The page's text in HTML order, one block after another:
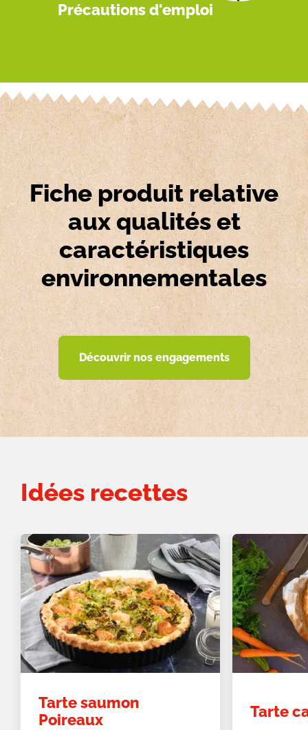
Précautions d'emploi
Fiche produit relative
aux qualités et
caractéristiques
environnementales
Découvrir nos engagements
Idées recettes
Tarte saumon
Poireaux
Tarte